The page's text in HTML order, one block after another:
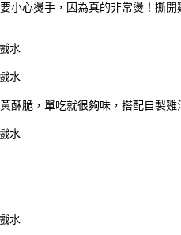
心燙手，因為真的非常燙！撕
脆，單吃就很夠味，搭配自製